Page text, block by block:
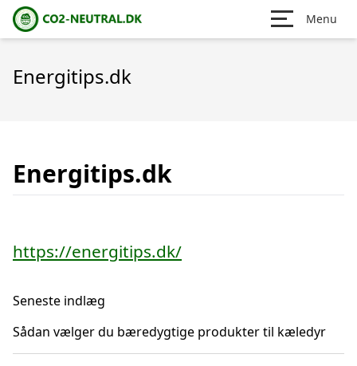
Menu
Energitips.dk
Energitips.dk
https://energitips.dk/
Seneste indlæg
Sådan vælger du bæredygtige produkter til kæledyr